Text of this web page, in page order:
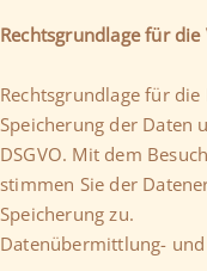
Rechtsgrundlage für
Rechtsgrundlage für
Speicherung der Daten
DSGVO. Mit dem
stimmen Sie der
Speicherung zu.
Datenübermittlung-